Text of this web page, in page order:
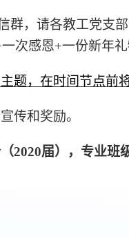
群， 请各教工党支
次感恩+一份新年礼
，在时间节点前
传和奖励。
2020届），专业班